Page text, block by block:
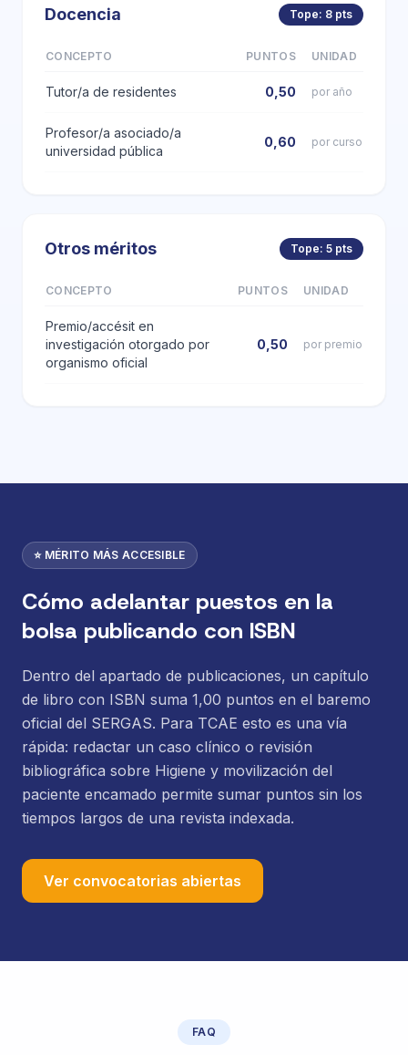
Docencia Tope: 8 pts
CONCEPTO PUNTOS UNIDAD
Tutor/a de residentes 0,50 por año
Profesor/a asociado/a
universidad pública
0,60 por curso
Otros méritos Tope: 5 pts
CONCEPTO PUNTOS UNIDAD
Premio/accésit en
investigación otorgado por
organismo oficial
0,50 por premio
⭐ MÉRITO MÁS ACCESIBLE
Cómo adelantar puestos en la
bolsa publicando con ISBN
Dentro del apartado de publicaciones, un capítulo
de libro con ISBN suma 1,00 puntos en el baremo
oficial del SERGAS. Para TCAE esto es una vía
rápida: redactar un caso clínico o revisión
bibliográfica sobre Higiene y movilización del
paciente encamado permite sumar puntos sin los
tiempos largos de una revista indexada.
Ver convocatorias abiertas
FAQ